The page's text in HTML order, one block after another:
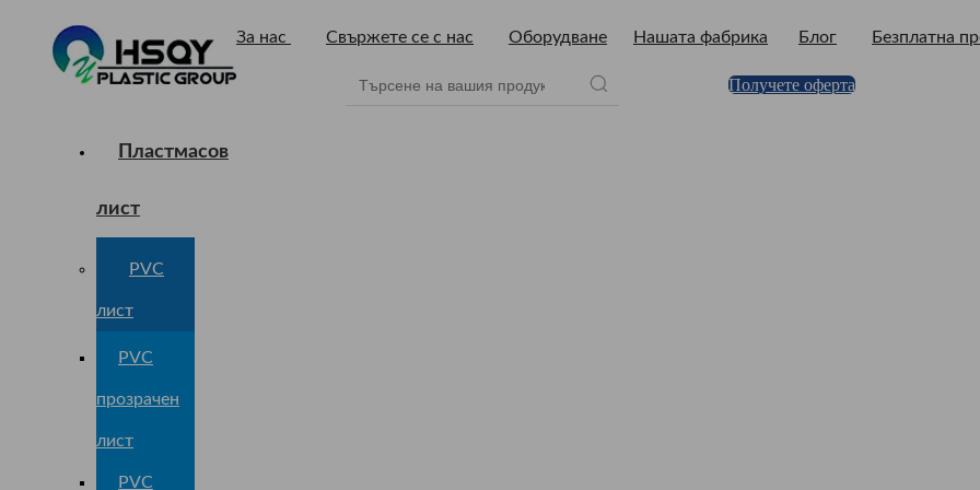
За нас Свържете се с нас Оборудване Нашата фабрика Блог Безплатна
Получете оферта
Пластмасов
лист
PVC
лист
PVC
прозрачен
лист
PVC